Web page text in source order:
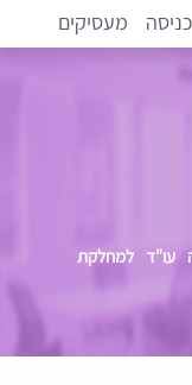
כניסה מעסיקים
עו"ד למחלקת